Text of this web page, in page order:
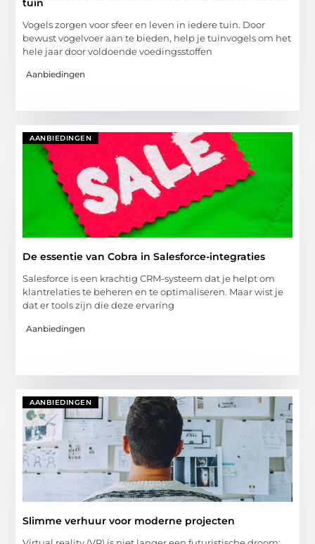
tuin
Vogels zorgen voor sfeer en leven in iedere tuin. Door
bewust vogelvoer aan te bieden, help je tuinvogels om het
hele jaar door voldoende voedingsstoffen
Aanbiedingen
AANBIEDINGEN
De essentie van Cobra in Salesforce-integraties
Salesforce is een krachtig CRM-systeem dat je helpt om
klantrelaties te beheren en te optimaliseren. Maar wist je
dat er tools zijn die deze ervaring
Aanbiedingen
AANBIEDINGEN
Slimme verhuur voor moderne projecten